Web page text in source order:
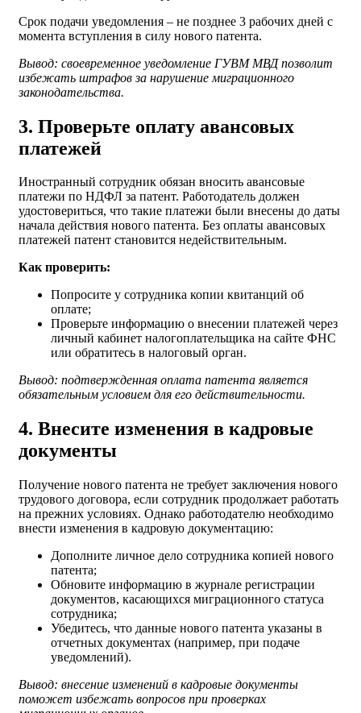
Срок подачи уведомления – не позднее 3 рабочих дней с
момента вступления в силу нового патента.
Вывод: своевременное уведомление ГУВМ МВД позволит
избежать штрафов за нарушение миграционного
законодательства.
3. Проверьте оплату авансовых
платежей
Иностранный сотрудник обязан вносить авансовые
платежи по НДФЛ за патент. Работодатель должен
удостовериться, что такие платежи были внесены до даты
начала действия нового патента. Без оплаты авансовых
платежей патент становится недействительным.
Как проверить:
Попросите у сотрудника копии квитанций об
оплате;
Проверьте информацию о внесении платежей через
личный кабинет налогоплательщика на сайте ФНС
или обратитесь в налоговый орган.
Вывод: подтвержденная оплата патента является
обязательным условием для его действительности.
4. Внесите изменения в кадровые
документы
Получение нового патента не требует заключения нового
трудового договора, если сотрудник продолжает работать
на прежних условиях. Однако работодателю необходимо
внести изменения в кадровую документацию:
Дополните личное дело сотрудника копией нового
патента;
Обновите информацию в журнале регистрации
документов, касающихся миграционного статуса
сотрудника;
Убедитесь, что данные нового патента указаны в
отчетных документах (например, при подаче
уведомлений).
Вывод: внесение изменений в кадровые документы
поможет избежать вопросов при проверках